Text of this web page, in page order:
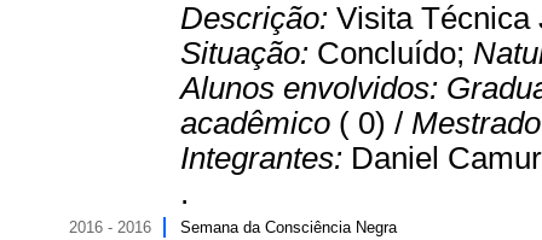
Descrição: Visita Técnica
Situação: Concluído;
Alunos envolvidos:
acadêmico ( 0) /
Integrantes: Daniel
.
2016 - 2016 Semana da Consciência Negra